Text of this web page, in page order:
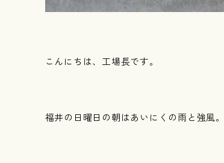
こんにちは、工場長です。
福井の日曜日の朝はあいにくの雨と強風